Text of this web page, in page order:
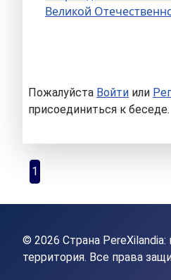
Великой
Пожалуйста Войти или
присоединиться к беседе.
1
© 2026 Страна
территория. Все права